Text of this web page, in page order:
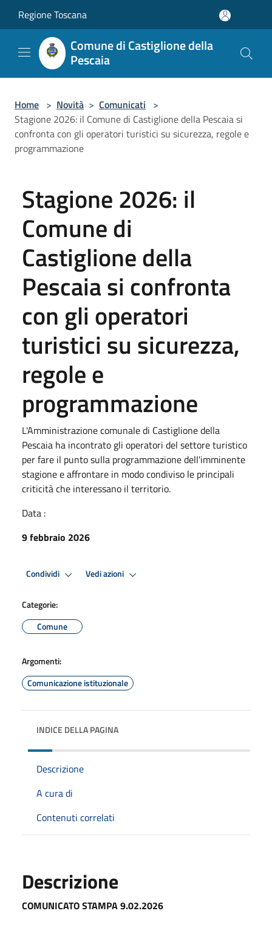
Regione Toscana
Comune di Castiglione della
Pescaia
Home > Novità > Comunicati >
Stagione 2026: il Comune di Castiglione della Pescaia si
confronta con gli operatori turistici su sicurezza, regole e
programmazione
Stagione 2026: il
Comune di
Castiglione della
Pescaia si confronta
con gli operatori
turistici su sicurezza,
regole e
programmazione
L'Amministrazione comunale di Castiglione della
Pescaia ha incontrato gli operatori del settore turistico
per fare il punto sulla programmazione dell'imminente
stagione e affrontare in modo condiviso le principali
criticità che interessano il territorio.
Data :
9 febbraio 2026
Condividi Vedi azioni
Categorie:
Comune
Argomenti:
Comunicazione istituzionale
INDICE DELLA PAGINA
Descrizione
A cura di
Contenuti correlati
Descrizione
COMUNICATO STAMPA 9.02.2026